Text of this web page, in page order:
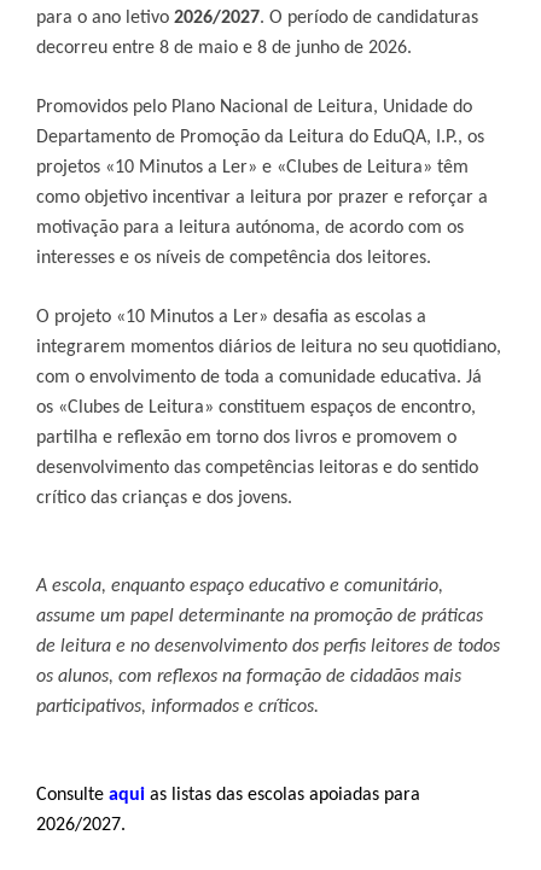
para o ano letivo 2026/2027. O período de candidaturas
decorreu entre 8 de maio e 8 de junho de 2026.
Promovidos pelo Plano Nacional de Leitura, Unidade do
Departamento de Promoção da Leitura do EduQA, I.P., os
projetos «10 Minutos a Ler» e «Clubes de Leitura» têm
como objetivo incentivar a leitura por prazer e reforçar a
motivação para a leitura autónoma, de acordo com os
interesses e os níveis de competência dos leitores.
O projeto «10 Minutos a Ler» desafia as escolas a
integrarem momentos diários de leitura no seu quotidiano,
com o envolvimento de toda a comunidade educativa. Já
os «Clubes de Leitura» constituem espaços de encontro,
partilha e reflexão em torno dos livros e promovem o
desenvolvimento das competências leitoras e do sentido
crítico das crianças e dos jovens.
A escola, enquanto espaço educativo e comunitário,
assume um papel determinante na promoção de práticas
de leitura e no desenvolvimento dos perfis leitores de todos
os alunos, com reflexos na formação de cidadãos mais
participativos, informados e críticos.
Consulte aqui as listas das escolas apoiadas para
2026/2027.